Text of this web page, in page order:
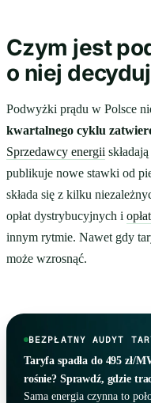
Czym jest
o niej
Podwyżki prądu w Polsce
kwartalnego cyklu
Sprzedawcy energii
publikuje nowe stawki od
składa się z kilku
opłat dystrybucyjnych i
innym rytmie. Nawet gdy
może wzrosnąć.
BEZPŁATNY AUDYT
Taryfa spadła do 495 zł/
rośnie? Sprawdź, gdzie
Sama energia czynna to